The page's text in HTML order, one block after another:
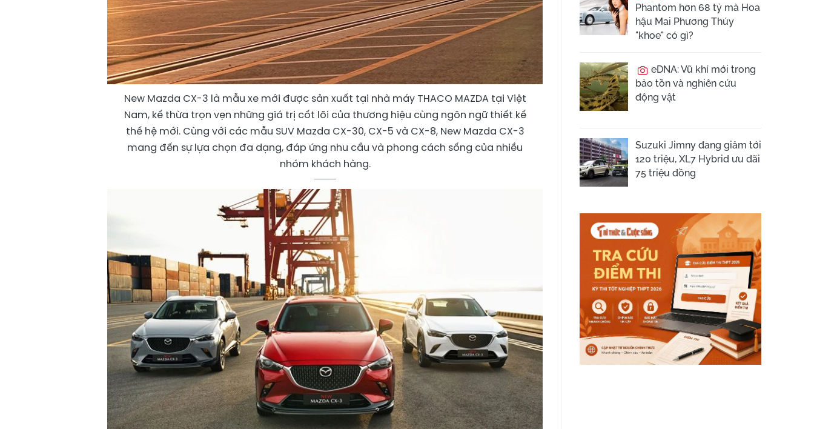
New Mazda CX-3 là mẫu xe mới được sản xuất tại nhà máy THACO MAZDA tại Việt
Nam, kế thừa trọn vẹn những giá trị cốt lõi của thương hiệu cùng ngôn ngữ thiết kế
thế hệ mới. Cùng với các mẫu SUV Mazda CX-30, CX-5 và CX-8, New Mazda CX-3
mang đến sự lựa chọn đa dạng, đáp ứng nhu cầu và phong cách sống của nhiều
nhóm khách hàng.
Phantom hơn 68 tỷ mà Hoa
hậu Mai Phương Thúy
"khoe" có gì?
eDNA: Vũ khí mới trong
bảo tồn và nghiên cứu
động vật
Suzuki Jimny đang giảm tới
120 triệu, XL7 Hybrid ưu đãi
75 triệu đồng